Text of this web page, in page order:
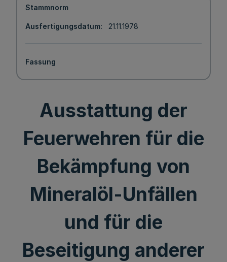
Stammnorm
Ausfertigungsdatum 21.11.1978
Fassung
Ausstattung der
Feuerwehren für die
Bekämpfung von
Mineralöl-Unfällen
und für die
Beseitigung anderer